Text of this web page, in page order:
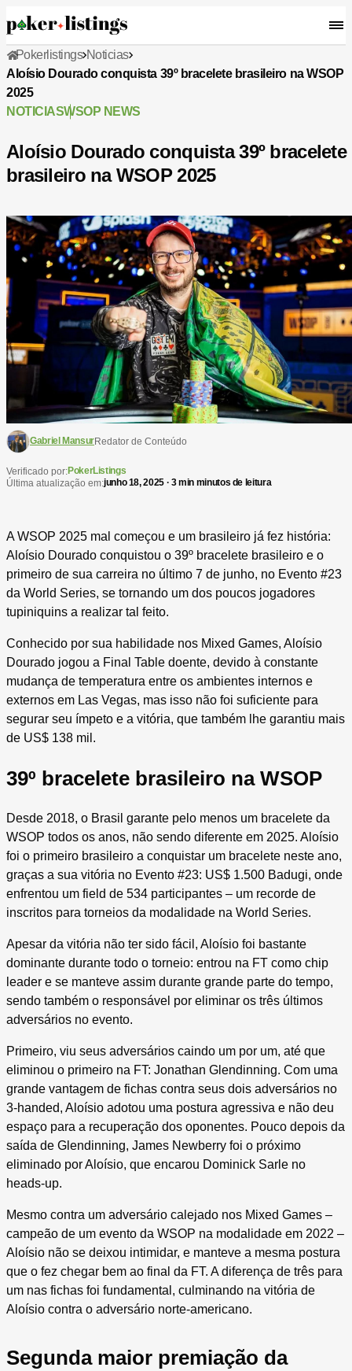
Pokerlistings Noticias
Aloísio Dourado conquista 39º bracelete brasileiro na WSOP
2025
NOTICIASWSOP NEWS
Aloísio Dourado conquista 39º bracelete
brasileiro na WSOP 2025
Gabriel MansurRedator de Conteúdo
Verificado por:PokerListings
Última atualização em:junho 18, 2025 · 3 min minutos de leitura
A WSOP 2025 mal começou e um brasileiro já fez história:
Aloísio Dourado conquistou o 39º bracelete brasileiro e o
primeiro de sua carreira no último 7 de junho, no Evento #23
da World Series, se tornando um dos poucos jogadores
tupiniquins a realizar tal feito.
Conhecido por sua habilidade nos Mixed Games, Aloísio
Dourado jogou a Final Table doente, devido à constante
mudança de temperatura entre os ambientes internos e
externos em Las Vegas, mas isso não foi suficiente para
segurar seu ímpeto e a vitória, que também lhe garantiu mais
de US$ 138 mil.
39º bracelete brasileiro na WSOP
Desde 2018, o Brasil garante pelo menos um bracelete da
WSOP todos os anos, não sendo diferente em 2025. Aloísio
foi o primeiro brasileiro a conquistar um bracelete neste ano,
graças a sua vitória no Evento #23: US$ 1.500 Badugi, onde
enfrentou um field de 534 participantes – um recorde de
inscritos para torneios da modalidade na World Series.
Apesar da vitória não ter sido fácil, Aloísio foi bastante
dominante durante todo o torneio: entrou na FT como chip
leader e se manteve assim durante grande parte do tempo,
sendo também o responsável por eliminar os três últimos
adversários no evento.
Primeiro, viu seus adversários caindo um por um, até que
eliminou o primeiro na FT: Jonathan Glendinning. Com uma
grande vantagem de fichas contra seus dois adversários no
3-handed, Aloísio adotou uma postura agressiva e não deu
espaço para a recuperação dos oponentes. Pouco depois da
saída de Glendinning, James Newberry foi o próximo
eliminado por Aloísio, que encarou Dominick Sarle no
heads-up.
Mesmo contra um adversário calejado nos Mixed Games –
campeão de um evento da WSOP na modalidade em 2022 –
Aloísio não se deixou intimidar, e manteve a mesma postura
que o fez chegar bem ao final da FT. A diferença de três para
um nas fichas foi fundamental, culminando na vitória de
Aloísio contra o adversário norte-americano.
Segunda maior premiação da